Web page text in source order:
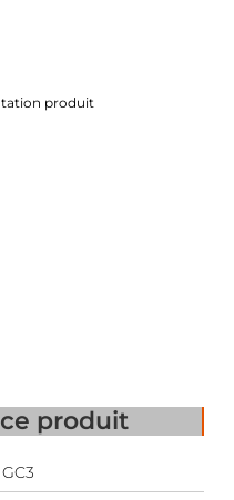
produit
produit